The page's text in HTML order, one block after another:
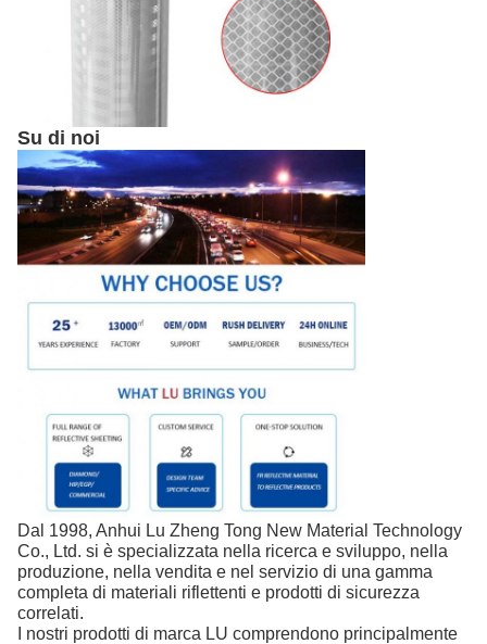
Su di noi
Dal 1998, Anhui Lu Zheng Tong New Material Technology
Co., Ltd. si è specializzata nella ricerca e sviluppo, nella
produzione, nella vendita e nel servizio di una gamma
completa di materiali riflettenti e prodotti di sicurezza
correlati.
I nostri prodotti di marca LU comprendono principalmente